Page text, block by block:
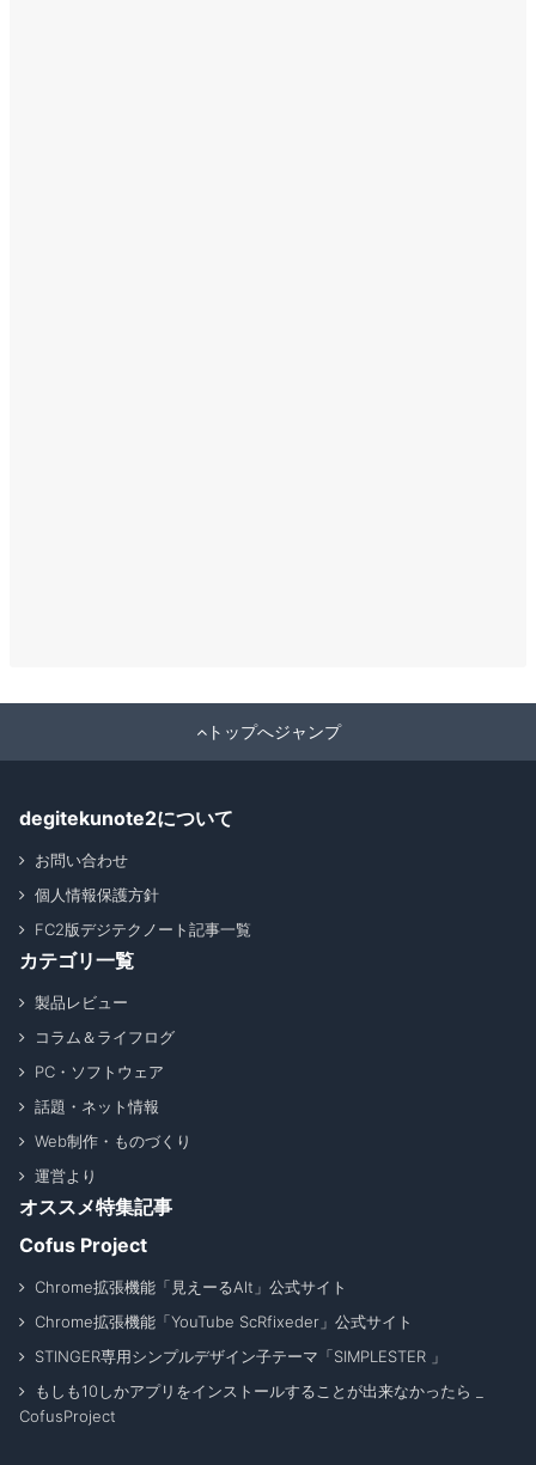
トップへジャンプ
degitekunote2について
お問い合わせ
個人情報保護方針
FC2版デジテクノート記事一覧
カテゴリ一覧
製品レビュー
コラム＆ライフログ
PC・ソフトウェア
話題・ネット情報
Web制作・ものづくり
運営より
オススメ特集記事
Cofus Project
Chrome拡張機能「見えーるAlt」公式サイト
Chrome拡張機能「YouTube ScRfixeder」公式サイト
STINGER専用シンプルデザイン子テーマ「SIMPLESTER 」
もしも10しかアプリをインストールすることが出来なかったら _
CofusProject